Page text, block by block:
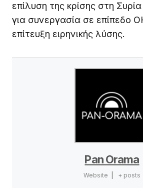
επίλυση της κρίσης στη
για συνεργασία σε επίπεδο
επίτευξη ειρηνικής λύσης.
Pan Orama
Website + posts